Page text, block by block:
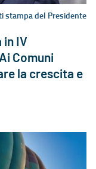
stampa del Presidente
in IV
Comuni
la crescita e